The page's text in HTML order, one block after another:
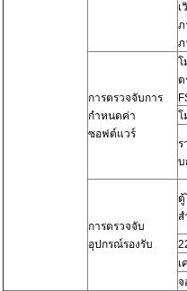
เ
ภ
ภ
การตรวจจับการ
กำหนดค่า
ซอฟต์แวร์
โ
ต
โ
ร
บ
การตรวจจับ
อุปกรณ์รองรับ
ตู้
ส
เ
จ